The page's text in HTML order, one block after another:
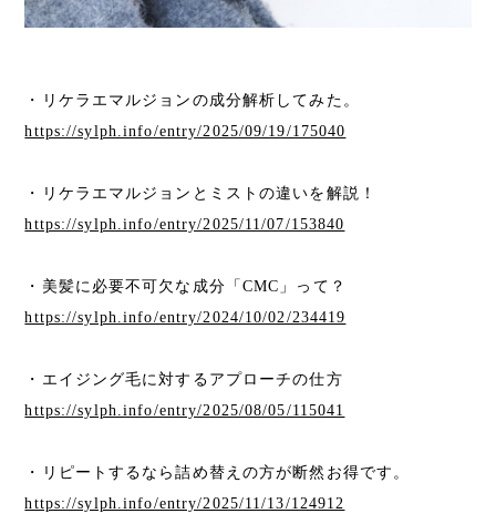
・リケラエマルジョンの成分解析してみた。
https://sylph.info/entry/2025/09/19/175040
・リケラエマルジョンとミストの違いを解説！
https://sylph.info/entry/2025/11/07/153840
・美髪に必要不可欠な成分「CMC」って？
https://sylph.info/entry/2024/10/02/234419
・エイジング毛に対するアプローチの仕方
https://sylph.info/entry/2025/08/05/115041
・リピートするなら詰め替えの方が断然お得です。
https://sylph.info/entry/2025/11/13/124912